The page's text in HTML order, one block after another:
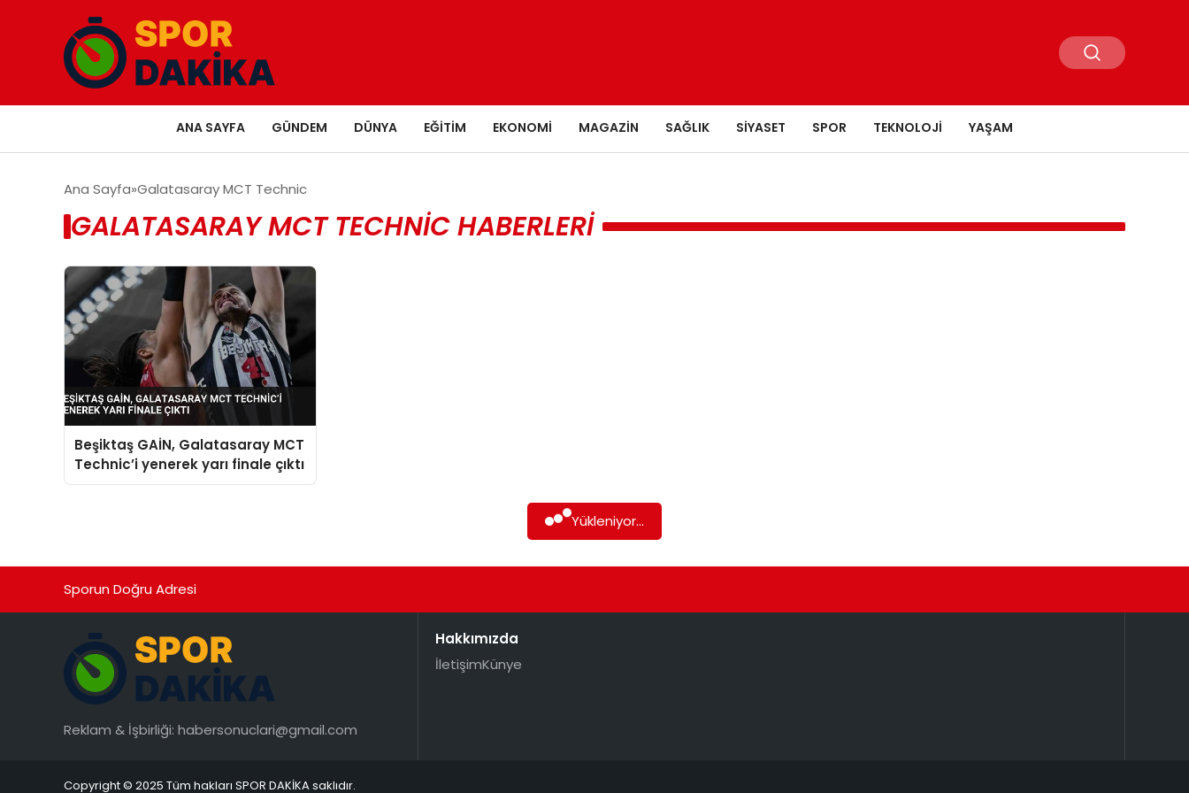
ANA SAYFA GÜNDEM DÜNYA EĞITIM EKONOMI MAGAZIN SAĞLIK SIYASET SPOR TEKNOLOJI YAŞAM
Ana Sayfa Galatasaray MCT Technic
GALATASARAY MCT TECHNIC HABERLERI
Beşiktaş GAİN, Galatasaray MCT
Technic’i yenerek yarı finale çıktı
Yükleniyor...
Sporun Doğru Adresi
Reklam & İşbirliği: habersonuclari@gmail.com
Hakkımızda
İletişimKünye
Copyright © 2025 Tüm hakları SPOR DAKİKA saklıdır.